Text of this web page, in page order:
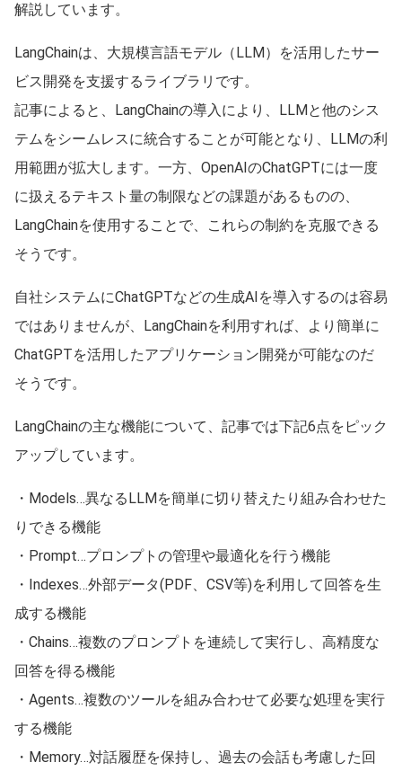
解説しています。
LangChainは、大規模言語モデル（LLM）を活用したサー
ビス開発を支援するライブラリです。
記事によると、LangChainの導入により、LLMと他のシス
テムをシームレスに統合することが可能となり、LLMの利
用範囲が拡大します。一方、OpenAIのChatGPTには一度
に扱えるテキスト量の制限などの課題があるものの、
LangChainを使用することで、これらの制約を克服できる
そうです。
自社システムにChatGPTなどの生成AIを導入するのは容易
ではありませんが、LangChainを利用すれば、より簡単に
ChatGPTを活用したアプリケーション開発が可能なのだ
そうです。
LangChainの主な機能について、記事では下記6点をピック
アップしています。
・Models…異なるLLMを簡単に切り替えたり組み合わせた
りできる機能
・Prompt…プロンプトの管理や最適化を行う機能
・Indexes…外部データ(PDF、CSV等)を利用して回答を生
成する機能
・Chains…複数のプロンプトを連続して実行し、高精度な
回答を得る機能
・Agents…複数のツールを組み合わせて必要な処理を実行
する機能
・Memory…対話履歴を保持し、過去の会話も考慮した回